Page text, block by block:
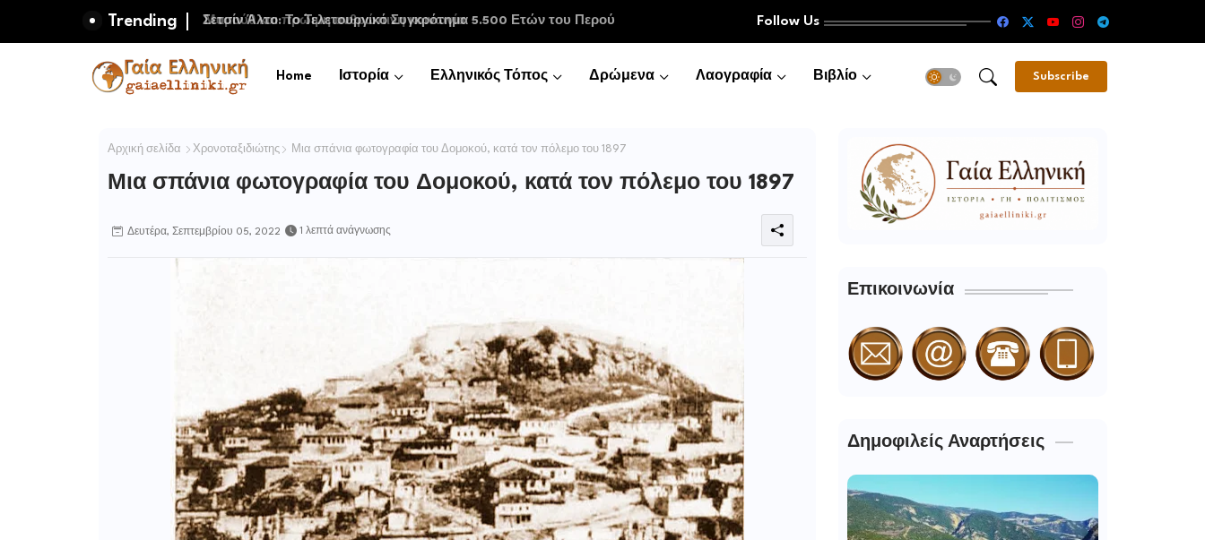
Trending Μαμούθ και πρώιμη ανθρώπινη κοινωνία Follow Us
Home Ιστορία Ελληνικός Τόπος Δρώμενα Λαογραφία Βιβλίο Subscribe
Αρχική σελίδα Χρονοταξιδιώτης Μια σπάνια φωτογραφία του Δομοκού, κατά τον πόλεμο του 1897
Μια σπάνια φωτογραφία του Δομοκού, κατά τον πόλεμο του 1897
Δευτέρα, Σεπτεμβρίου 05, 2022 1 λεπτά ανάγνωσης
Επικοινωνία
Δημοφιλείς Αναρτήσεις